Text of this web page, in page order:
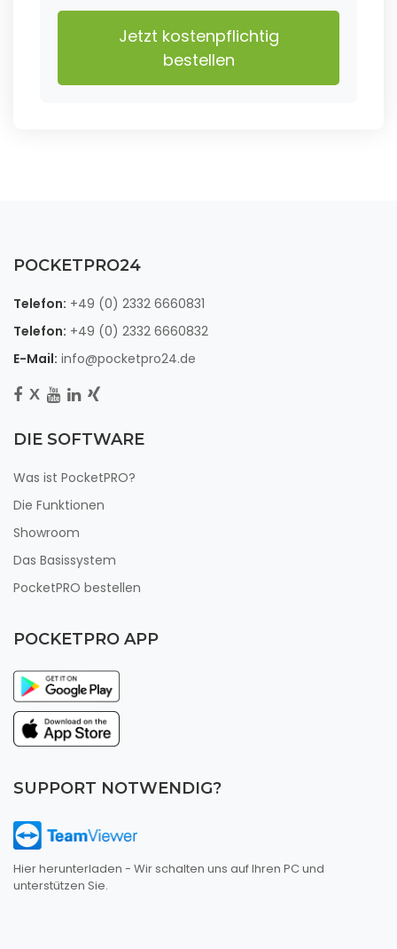
Jetzt kostenpflichtig
bestellen
POCKETPRO24
Telefon: +49 (0) 2332 6660831
Telefon: +49 (0) 2332 6660832
E-Mail: info@pocketpro24.de
X
DIE SOFTWARE
Was ist PocketPRO?
Die Funktionen
Showroom
Das Basissystem
PocketPRO bestellen
POCKETPRO APP
SUPPORT NOTWENDIG?
Hier herunterladen - Wir schalten uns auf Ihren PC und
unterstützen Sie.